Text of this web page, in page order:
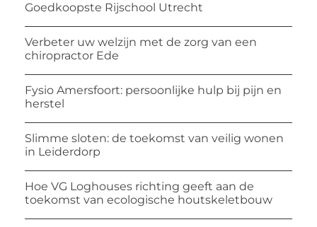
Goedkoopste Rijschool Utrecht
Verbeter uw welzijn met de zorg van een
chiropractor Ede
Fysio Amersfoort: persoonlijke hulp bij pijn en
herstel
Slimme sloten: de toekomst van veilig wonen
in Leiderdorp
Hoe VG Loghouses richting geeft aan de
toekomst van ecologische houtskeletbouw